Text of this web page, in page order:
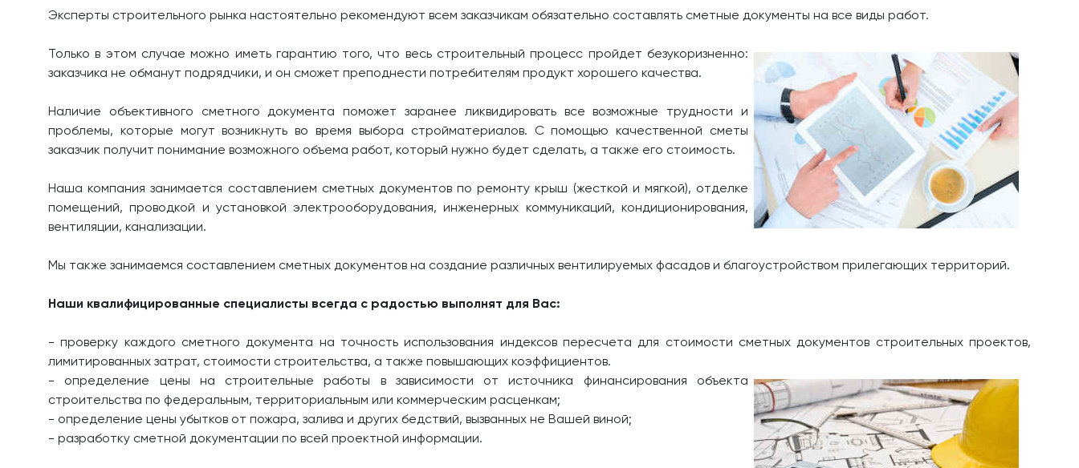
Эксперты строительного рынка настоятельно рекомендуют всем заказчикам обязательно составлять сметные документы на все виды работ.
Только в этом случае можно иметь гарантию того, что весь строительный процесс пройдет безукоризненно:
заказчика не обманут подрядчики, и он сможет преподнести потребителям продукт хорошего качества.
Наличие объективного сметного документа поможет заранее ликвидировать все возможные трудности и
проблемы, которые могут возникнуть во время выбора стройматериалов. С помощью качественной сметы
заказчик получит понимание возможного объема работ, который нужно будет сделать, а также его стоимость.
Наша компания занимается составлением сметных документов по ремонту крыш (жесткой и мягкой), отделке
помещений, проводкой и установкой электрооборудования, инженерных коммуникаций, кондиционирования,
вентиляции, канализации.
Мы также занимаемся составлением сметных документов на создание различных вентилируемых фасадов и благоустройством прилегающих территорий.
Наши квалифицированные специалисты всегда с радостью выполнят для Вас:
- проверку каждого сметного документа на точность использования индексов пересчета для стоимости сметных документов строительных проектов,
лимитированных затрат, стоимости строительства, а также повышающих коэффициентов.
- определение цены на строительные работы в зависимости от источника финансирования объекта
строительства по федеральным, территориальным или коммерческим расценкам;
- определение цены убытков от пожара, залива и других бедствий, вызванных не Вашей виной;
- разработку сметной документации по всей проектной информации.